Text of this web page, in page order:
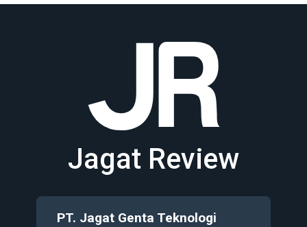
Jagat Review
PT. Jagat Genta Teknologi